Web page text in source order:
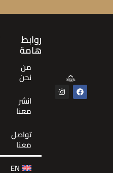
روابط
هامة
من
نحن
انشر
معنا
تواصل
معنا
EN